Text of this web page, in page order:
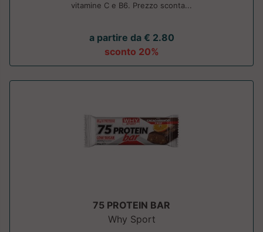
vitamine C e B6. Prezzo sconta...
a partire da € 2.80
sconto 20%
75 PROTEIN BAR
Why Sport